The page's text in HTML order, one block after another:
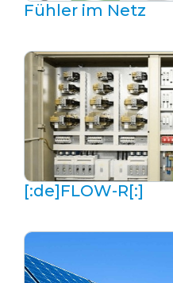
Fühler im Netz
[:de]FLOW-R[:]